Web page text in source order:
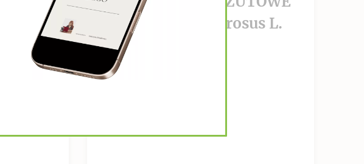
Helianthus Tuberosus L.
CZYTAJ DALEJ >>